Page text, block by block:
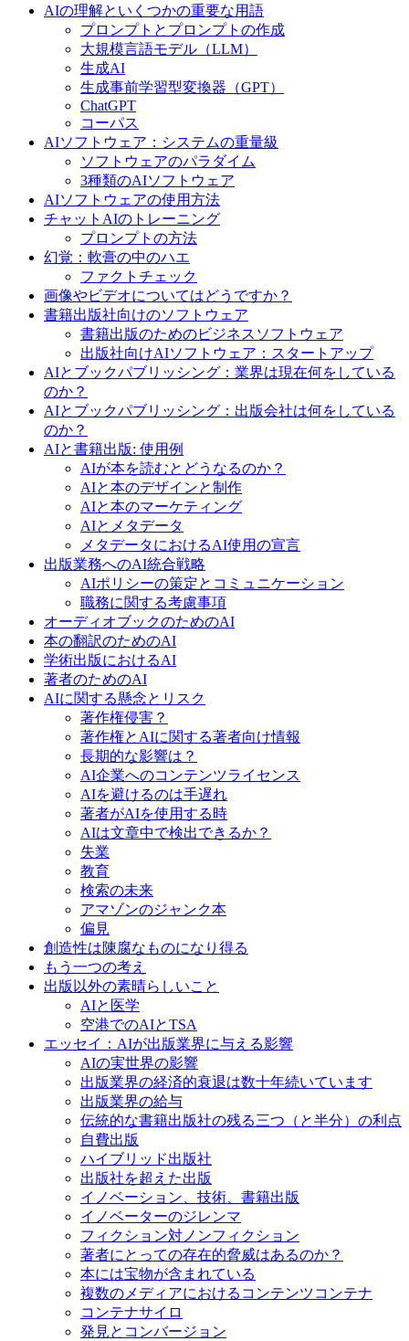
AIの理解といくつかの重要な用語
プロンプトとプロンプトの作成
大規模言語モデル（LLM）
生成AI
生成事前学習型変換器（GPT）
ChatGPT
コーパス
AIソフトウェア：システムの重量級
ソフトウェアのパラダイム
3種類のAIソフトウェア
AIソフトウェアの使用方法
チャットAIのトレーニング
プロンプトの方法
幻覚：軟膏の中のハエ
ファクトチェック
画像やビデオについてはどうですか？
書籍出版社向けのソフトウェア
書籍出版のためのビジネスソフトウェア
出版社向けAIソフトウェア：スタートアップ
AIとブックパブリッシング：業界は現在何をしている
のか？
AIとブックパブリッシング：出版会社は何をしている
のか？
AIと書籍出版: 使用例
AIが本を読むとどうなるのか？
AIと本のデザインと制作
AIと本のマーケティング
AIとメタデータ
メタデータにおけるAI使用の宣言
出版業務へのAI統合戦略
AIポリシーの策定とコミュニケーション
職務に関する考慮事項
オーディオブックのためのAI
本の翻訳のためのAI
学術出版におけるAI
著者のためのAI
AIに関する懸念とリスク
著作権侵害？
著作権とAIに関する著者向け情報
長期的な影響は？
AI企業へのコンテンツライセンス
AIを避けるのは手遅れ
著者がAIを使用する時
AIは文章中で検出できるか？
失業
教育
検索の未来
アマゾンのジャンク本
偏見
創造性は陳腐なものになり得る
もう一つの考え
出版以外の素晴らしいこと
AIと医学
空港でのAIとTSA
エッセイ：AIが出版業界に与える影響
AIの実世界の影響
出版業界の経済的衰退は数十年続いています
出版業界の給与
伝統的な書籍出版社の残る三つ（と半分）の利点
自費出版
ハイブリッド出版社
出版社を超えた出版
イノベーション、技術、書籍出版
イノベーターのジレンマ
フィクション対ノンフィクション
著者にとっての存在的脅威はあるのか？
本には宝物が含まれている
複数のメディアにおけるコンテンツコンテナ
コンテナサイロ
発見とコンバージョン